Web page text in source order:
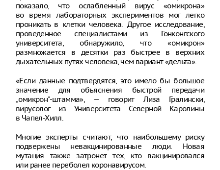
показало, что ослабленный вирус «омикрона»
во время лабораторных экспериментов мог легко
проникать в клетки человека. Другое исследование,
проведенное специалистами из Гонконгского
университета, обнаружило, что «омикрон»
размножается в десятки раз быстрее в верхних
дыхательных путях человека, чем вариант «дельта».
«Если данные подтвердятся, это имело бы большое
значение для объяснения быстрой передачи
„омикрон"-штамма», — говорит Лиза Гралински,
вирусолог из Университета Северной Каролины
в Чапел-Хилл.
Многие эксперты считают, что наибольшему риску
подвержены невакцинированные люди. Новая
мутация также затронет тех, кто вакцинировался
или ранее переболел коронавирусом.